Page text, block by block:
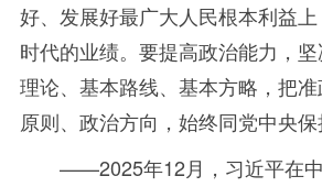
好、发展好最广大人民根本利益
时代的业绩。要提高政治能力，
理论、基本路线、基本方略，把
原则、政治方向，始终同党中央保
——2025年12月，习近平在